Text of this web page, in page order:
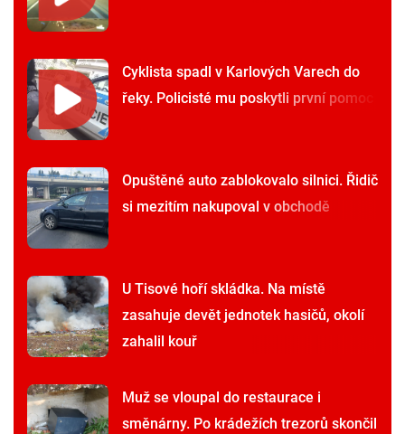
Cyklista spadl v Karlových Varech do
řeky. Policisté mu poskytli první pomoc
Opuštěné auto zablokovalo silnici. Řidič
si mezitím nakupoval v obchodě
U Tisové hoří skládka. Na místě
zasahuje devět jednotek hasičů, okolí
zahalil kouř
Muž se vloupal do restaurace i
směnárny. Po krádežích trezorů skončil